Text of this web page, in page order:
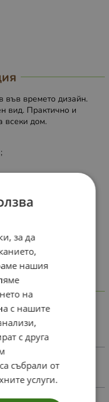
във времето дизайн.
вид. Практично и
всеки дом.
ral-design
2 години
за да
нашия
на
с нашите
с друга
събрали от
услуги.